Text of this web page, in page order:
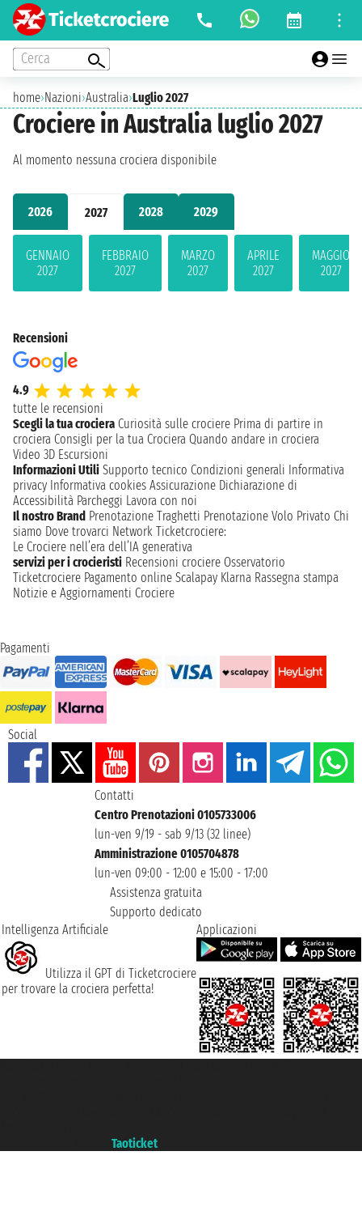
Cerca
home›Nazioni›Australia›Luglio 2027
Crociere in Australia luglio 2027
2026 2027 2028 2029
GENNAIO
2027
FEBBRAIO
2027
MARZO
2027
APRILE
2027
MAGGIO
2027
Al momento nessuna crociera disponibile
Recensioni
4.9
tutte le recensioni
Scegli la tua crociera Curiosità sulle crociere Prima di partire in
crociera Consigli per la tua Crociera Quando andare in crociera
Video 3D Escursioni
Informazioni Utili Supporto tecnico Condizioni generali Informativa
privacy Informativa cookies Assicurazione Dichiarazione di
Accessibilità Parcheggi Lavora con noi
Il nostro Brand Prenotazione Traghetti Prenotazione Volo Privato Chi
siamo Dove trovarci Network Ticketcrociere:
Le Crociere nell’era dell’IA generativa
servizi per i crocieristi Recensioni crociere Osservatorio
Ticketcrociere Pagamento online Scalapay Klarna Rassegna stampa
Notizie e Aggiornamenti Crociere
Pagamenti
Social
Contatti
Centro Prenotazioni 0105733006
lun-ven 9/19 - sab 9/13 (32 linee)
Amministrazione 0105704878
lun-ven 09:00 - 12:00 e 15:00 - 17:00
Assistenza gratuita
Supporto dedicato
Intelligenza Artificiale
Utilizza il GPT di Ticketcrociere
per trovare la crociera perfetta!
Applicazioni
Taoticket